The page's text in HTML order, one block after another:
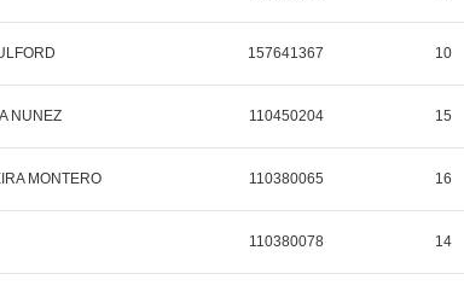
157641367 10
NUNEZ 110450204 15
MONTERO 110380065 16
110380078 14